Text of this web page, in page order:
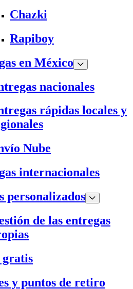
Chazki
Rapiboy
en México
nacionales
rápidas locales y
Nube
internacionales
personalizados
de las entregas
y puntos de retiro